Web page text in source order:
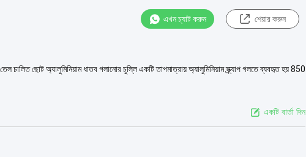
এখন চ্যাট করুন শেয়ার করুন
চালিত ছোট অ্যালুমিনিয়াম ধাতব গলানোর চুল্লি একটি তাপমাত্রায় অ্যালুমিনিয়াম স্ক্র্যাপ গলতে ব্যবহৃত হয় 850
একটি বার্তা দিন